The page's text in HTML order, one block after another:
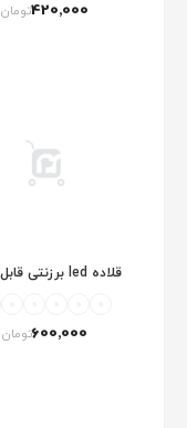
420٬000تومان
قلاده led برزنتی قابل شارژ
600٬000تومان